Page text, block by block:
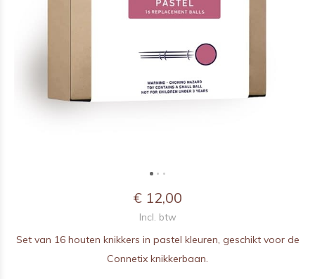
€ 12,00
Incl. btw
Set van 16 houten knikkers in pastel kleuren, geschikt voor de
Connetix knikkerbaan.